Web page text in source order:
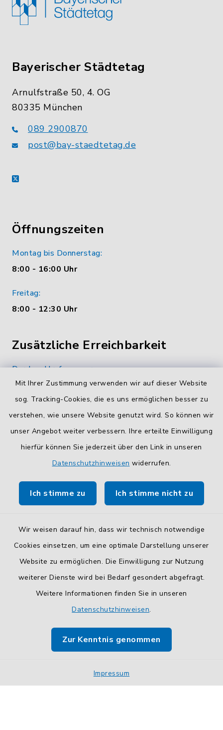
Mit Ihrer Zustimmung verwenden wir auf dieser Website
sog. Tracking-Cookies, die es uns ermöglichen besser zu
verstehen, wie unsere Website genutzt wird. So können wir
unser Angebot weiter verbessern. Ihre erteilte Einwilligung
hierfür können Sie jederzeit über den Link in unseren
Datenschutzhinweisen widerrufen.
Ich stimme zu Ich stimme nicht zu
Wir weisen darauf hin, dass wir technisch notwendige
Cookies einsetzen, um eine optimale Darstellung unserer
Website zu ermöglichen. Die Einwilligung zur Nutzung
weiterer Dienste wird bei Bedarf gesondert abgefragt.
Weitere Informationen finden Sie in unseren
Datenschutzhinweisen.
Zur Kenntnis genommen
Impressum
Bayerischer Städtetag
Arnulfstraße 50, 4. OG
80335 München
089 2900870
post@bay-staedtetag.de
X
Öffnungszeiten
Montag bis Donnerstag:
8:00 - 16:00 Uhr
Freitag:
8:00 - 12:30 Uhr
Zusätzliche Erreichbarkeit
Durchwahlrufnummern
Die Durchwahlrufnummern unserer Mitarbeiterinnen
und Mitarbeiter finden Siehier.
Kontaktformular
SicheresKontaktformularmit BayernID verwenden.
So finden Sie uns.
Barrierefreiheit
Sitemap